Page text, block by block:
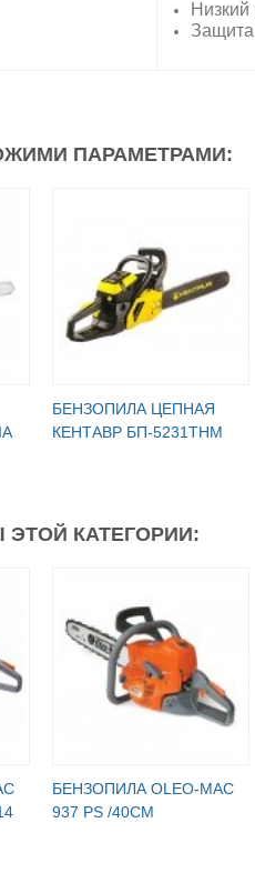
Низкий
Защита
ПАРАМЕТРАМИ:
БЕНЗОПИЛА ЦЕПНАЯ
КЕНТАВР БП-5231ТНМ
ЭТОЙ КАТЕГОРИИ:
БЕНЗОПИЛА OLEO-МАC
937 PS /40СМ